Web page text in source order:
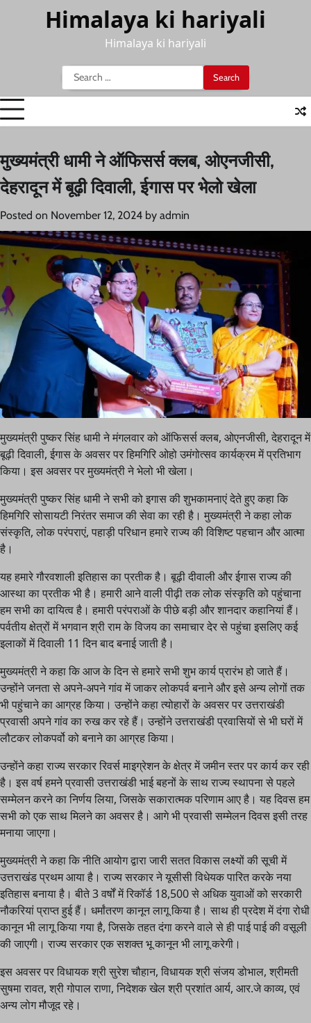
Himalaya ki hariyali
Himalaya ki hariyali
Search
for:
मुख्यमंत्री धामी ने ऑफिसर्स क्लब, ओएनजीसी,
देहरादून में बूढ़ी दिवाली, ईगास पर भेलो खेला
Posted on November 12, 2024 by admin
मुख्यमंत्री पुष्कर सिंह धामी ने मंगलवार को ऑफिसर्स क्लब, ओएनजीसी, देहरादून में
बूढ़ी दिवाली, ईगास के अवसर पर हिमगिरि ओहो उमंगोत्सव कार्यक्रम में प्रतिभाग
किया। इस अवसर पर मुख्यमंत्री ने भेलो भी खेला।
मुख्यमंत्री पुष्कर सिंह धामी ने सभी को इगास की शुभकामनाएं देते हुए कहा कि
हिमगिरि सोसायटी निरंतर समाज की सेवा का रही है। मुख्यमंत्री ने कहा लोक
संस्कृति, लोक परंपराएं, पहाड़ी परिधान हमारे राज्य की विशिष्ट पहचान और आत्मा
है।
यह हमारे गौरवशाली इतिहास का प्रतीक है। बूढ़ी दीवाली और ईगास राज्य की
आस्था का प्रतीक भी है। हमारी आने वाली पीढ़ी तक लोक संस्कृति को पहुंचाना
हम सभी का दायित्व है। हमारी परंपराओं के पीछे बड़ी और शानदार कहानियां हैं।
पर्वतीय क्षेत्रों में भगवान श्री राम के विजय का समाचार देर से पहुंचा इसलिए कई
इलाकों में दिवाली 11 दिन बाद बनाई जाती है।
मुख्यमंत्री ने कहा कि आज के दिन से हमारे सभी शुभ कार्य प्रारंभ हो जाते हैं।
उन्होंने जनता से अपने-अपने गांव में जाकर लोकपर्व बनाने और इसे अन्य लोगों तक
भी पहुंचाने का आग्रह किया। उन्होंने कहा त्योहारों के अवसर पर उत्तराखंडी
प्रवासी अपने गांव का रुख कर रहे हैं। उन्होंने उत्तराखंडी प्रवासियों से भी घरों में
लौटकर लोकपर्वो को बनाने का आग्रह किया।
उन्होंने कहा राज्य सरकार रिवर्स माइग्रेशन के क्षेत्र में जमीन स्तर पर कार्य कर रही
है। इस वर्ष हमने प्रवासी उत्तराखंडी भाई बहनों के साथ राज्य स्थापना से पहले
सम्मेलन करने का निर्णय लिया, जिसके सकारात्मक परिणाम आए है। यह दिवस हम
सभी को एक साथ मिलने का अवसर है। आगे भी प्रवासी सम्मेलन दिवस इसी तरह
मनाया जाएगा।
मुख्यमंत्री ने कहा कि नीति आयोग द्वारा जारी सतत विकास लक्ष्यों की सूची में
उत्तराखंड प्रथम आया है। राज्य सरकार ने यूसीसी विधेयक पारित करके नया
इतिहास बनाया है। बीते 3 वर्षों में रिकॉर्ड 18,500 से अधिक युवाओं को सरकारी
नौकरियां प्राप्त हुई हैं। धर्मांतरण कानून लागू किया है। साथ ही प्रदेश में दंगा रोधी
कानून भी लागू किया गया है, जिसके तहत दंगा करने वाले से ही पाई पाई की वसूली
की जाएगी। राज्य सरकार एक सशक्त भू कानून भी लागू करेगी।
इस अवसर पर विधायक श्री सुरेश चौहान, विधायक श्री संजय डोभाल, श्रीमती
सुषमा रावत, श्री गोपाल राणा, निदेशक खेल श्री प्रशांत आर्य, आर.जे काव्य, एवं
अन्य लोग मौजूद रहे।